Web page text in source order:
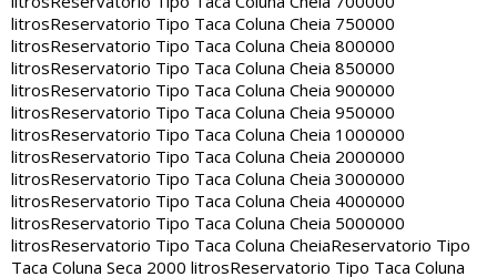
litrosReservatorio Tipo Taca Coluna Cheia 750000
litrosReservatorio Tipo Taca Coluna Cheia 800000
litrosReservatorio Tipo Taca Coluna Cheia 850000
litrosReservatorio Tipo Taca Coluna Cheia 900000
litrosReservatorio Tipo Taca Coluna Cheia 950000
litrosReservatorio Tipo Taca Coluna Cheia 1000000
litrosReservatorio Tipo Taca Coluna Cheia 2000000
litrosReservatorio Tipo Taca Coluna Cheia 3000000
litrosReservatorio Tipo Taca Coluna Cheia 4000000
litrosReservatorio Tipo Taca Coluna Cheia 5000000
litrosReservatorio Tipo Taca Coluna CheiaReservatorio Tipo
Taca Coluna Seca 2000 litrosReservatorio Tipo Taca Coluna